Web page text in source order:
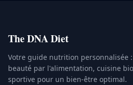
The DNA Diet
Votre guide nutrition personnalisée
beauté par l'alimentation, cuisine
sportive pour un bien-être optimal.